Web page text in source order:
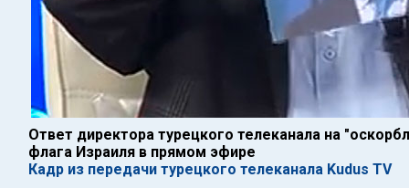
Ответ директора турецкого телеканала на
флага Израиля в прямом эфире
Кадр из передачи турецкого телеканала Kudus TV